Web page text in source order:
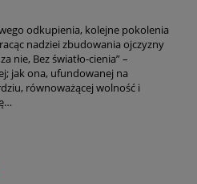
odkupienia, kolejne pokolenia
nadziei zbudowania ojczyzny
nie, Bez światło-cienia” –
jak ona, ufundowanej na
równoważącej wolność i